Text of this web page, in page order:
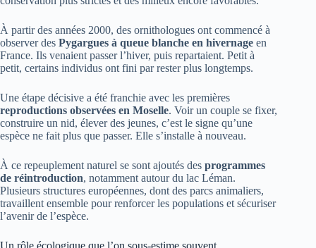
À partir des années 2000, des ornithologues ont commencé à
observer des Pygargues à queue blanche en hivernage en
France. Ils venaient passer l’hiver, puis repartaient. Petit à
petit, certains individus ont fini par rester plus longtemps.
Une étape décisive a été franchie avec les premières
reproductions observées en Moselle. Voir un couple se fixer,
construire un nid, élever des jeunes, c’est le signe qu’une
espèce ne fait plus que passer. Elle s’installe à nouveau.
À ce repeuplement naturel se sont ajoutés des programmes
de réintroduction, notamment autour du lac Léman.
Plusieurs structures européennes, dont des parcs animaliers,
travaillent ensemble pour renforcer les populations et sécuriser
l’avenir de l’espèce.
Un rôle écologique que l’on sous-estime souvent